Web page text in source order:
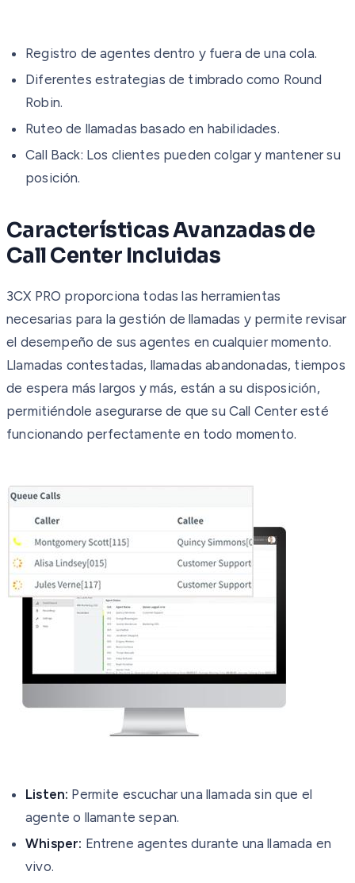
Registro de agentes dentro y fuera de una cola.
Diferentes estrategias de timbrado como Round
Robin.
Ruteo de llamadas basado en habilidades.
Call Back: Los clientes pueden colgar y mantener su
posición.
Características Avanzadas de
Call Center Incluidas
3CX PRO proporciona todas las herramientas
necesarias para la gestión de llamadas y permite revisar
el desempeño de sus agentes en cualquier momento.
Llamadas contestadas, llamadas abandonadas, tiempos
de espera más largos y más, están a su disposición,
permitiéndole asegurarse de que su Call Center esté
funcionando perfectamente en todo momento.
Listen: Permite escuchar una llamada sin que el
agente o llamante sepan.
Whisper: Entrene agentes durante una llamada en
vivo.